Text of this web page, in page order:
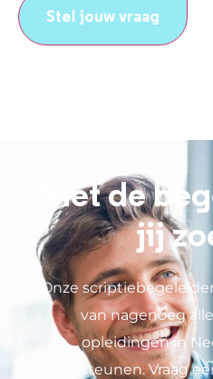
Niet de
jij
Onze
van nagenoeg
opleidingen in
ondersteunen. Vraag